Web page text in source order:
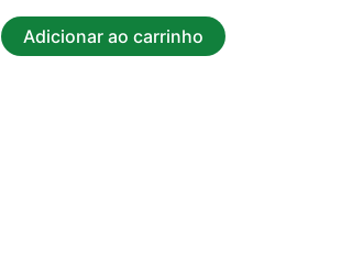
Adicionar ao carrinho